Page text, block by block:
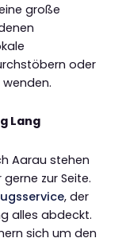
große
oder
Lang
Aarau stehen
zur Seite.
, der
alles abdeckt.
sich um den